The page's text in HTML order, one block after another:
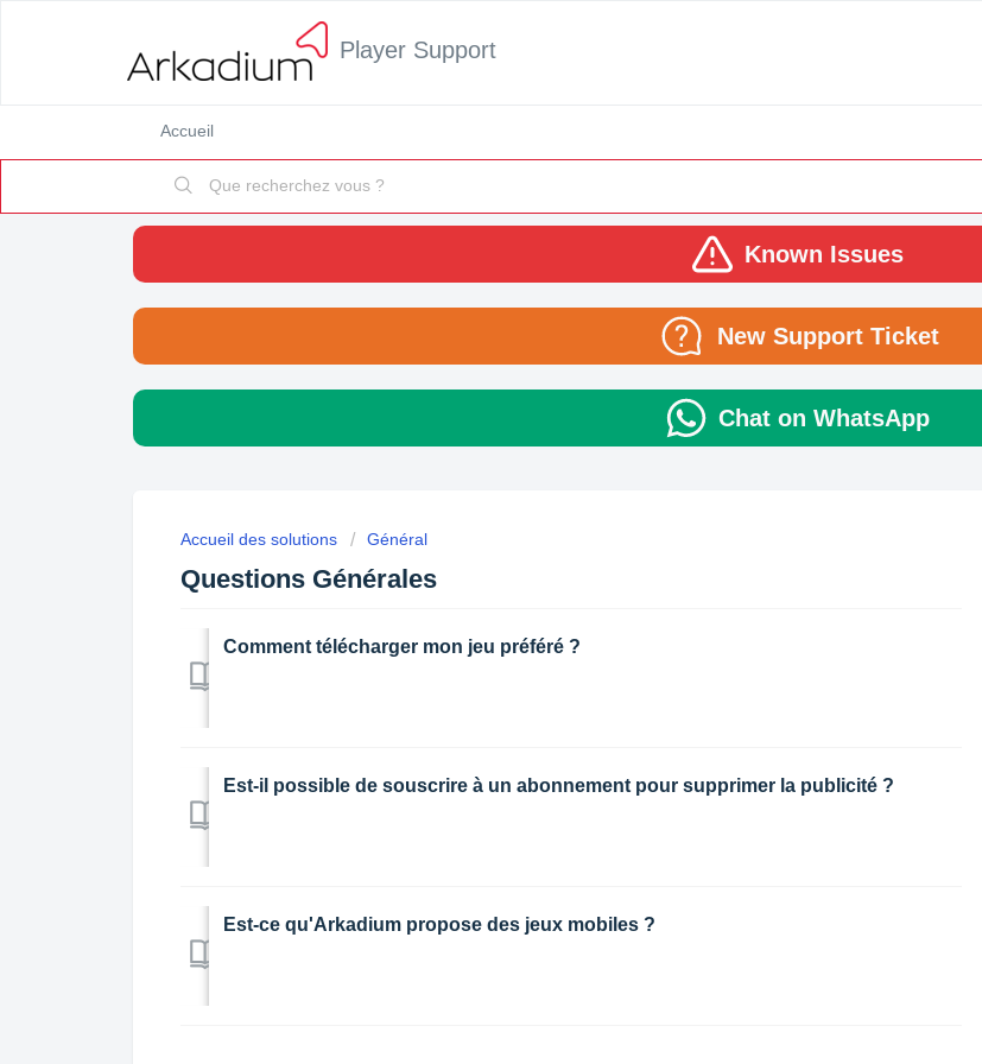
Player Support
Accueil
Known Issues
New Support Ticket
Chat on WhatsApp
Accueil des solutions Général
Questions Générales
Comment télécharger mon jeu préféré ?
Est-il possible de souscrire à un abonnement pour supprimer la publicité ?
Est-ce qu'Arkadium propose des jeux mobiles ?